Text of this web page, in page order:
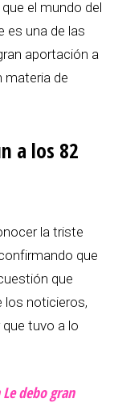
el mundo del
es una de las
aportación a
materia de
a los 82
la triste
que
que
los noticieros,
tuvo a lo
debo gran